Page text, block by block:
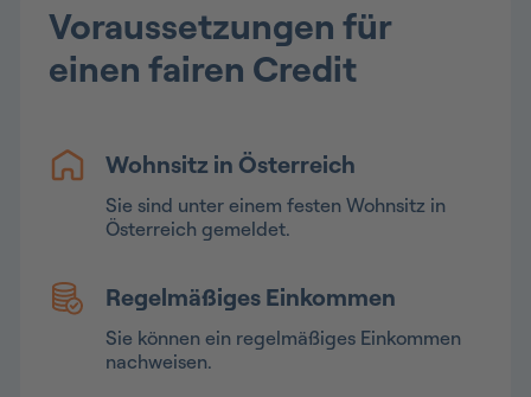
Voraussetzungen für
einen fairen Credit
Wohnsitz in Österreich
Sie sind unter einem festen Wohnsitz in
Österreich gemeldet.
Regelmäßiges Einkommen
Sie können ein regelmäßiges Einkommen
nachweisen.